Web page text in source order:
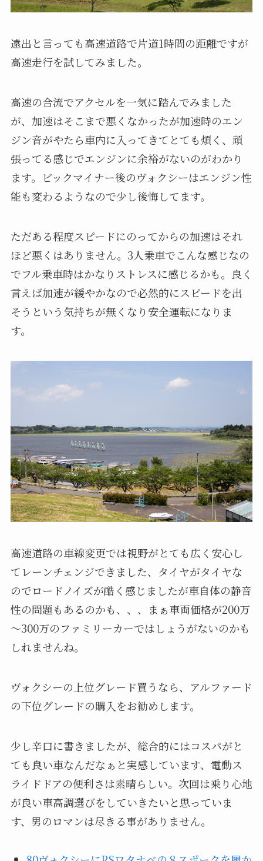
遠出と言っても高速道路で片道1時間の距離ですが
高速走行を試してみました。
高速の合流でアクセルを一気に踏んでみました
が、加速はそこまで悪くなかったが加速時のエン
ジン音がやたら車内に入ってきてとても煩く、頑
張ってる感じでエンジンに余裕がないのがわかり
ます。ビックマイナー後のヴォクシーはエンジン性
能も変わるようなので少し後悔してます。
ただある程度スピードにのってからの加速はそれ
ほど悪くはありません。3人乗車でこんな感じなの
でフル乗車時はかなりストレスに感じるかも。良く
言えば加速が緩やかなので必然的にスピードを出
そうという気持ちが無くなり安全運転になりま
す。
高速道路の車線変更では視野がとても広く安心し
てレーンチェンジできました、タイヤがタイヤな
のでロードノイズが酷く感じましたが車自体の静音
性の問題もあるのかも、、、まぁ車両価格が200万
～300万のファミリーカーではしょうがないのかも
しれませんね。
ヴォクシーの上位グレード買うなら、アルファード
の下位グレードの購入をお勧めします。
少し辛口に書きましたが、総合的にはコスパがと
ても良い車なんだなぁと実感しています、電動ス
ライドドアの便利さは素晴らしい。次回は乗り心地
が良い車高調選びをしていきたいと思っていま
す、男のロマンは尽きる事がありません。